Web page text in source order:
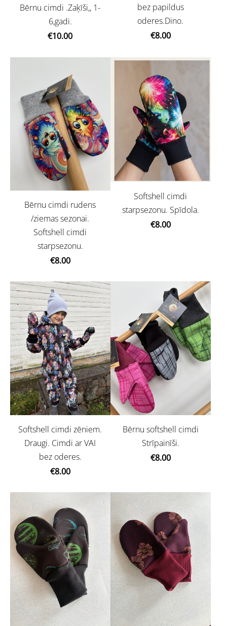
Bērnu cimdi .Zaķīši,, 1-
6,gadi.
€10.00
bez papildus
oderes.Dino.
€8.00
Bērnu cimdi rudens
/ziemas sezonai.
Softshell cimdi
starpsezonu.
€8.00
Softshell cimdi
starpsezonu. Spīdola.
€8.00
Softshell cimdi zēniem.
Draugi. Cimdi ar VAI
bez oderes.
€8.00
Bērnu softshell cimdi
Strīpainīši.
€8.00